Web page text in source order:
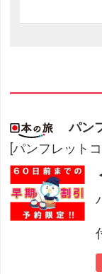
パン
[パンフレット